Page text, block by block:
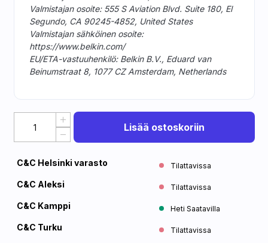
Valmistajan osoite: 555 S Aviation Blvd. Suite 180, El
Segundo, CA 90245-4852, United States
Valmistajan sähköinen osoite:
https://www.belkin.com/
EU/ETA-vastuuhenkilö: Belkin B.V., Eduard van
Beinumstraat 8, 1077 CZ Amsterdam, Netherlands
Lisää ostoskoriin
C&C Helsinki varasto Tilattavissa
C&C Aleksi Tilattavissa
C&C Kamppi Heti Saatavilla
C&C Turku Tilattavissa